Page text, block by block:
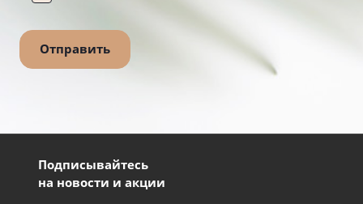
Подписывайтесь
на новости и акции